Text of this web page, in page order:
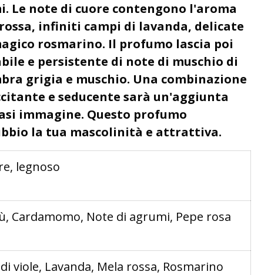
Le note di cuore contengono l'aroma
infiniti campi di lavanda, delicate
rosmarino. Il profumo lascia poi
e persistente di note di muschio di
grigia e muschio. Una combinazione
e seducente sarà un'aggiunta
immagine. Questo profumo
la tua mascolinità e attrattiva.
legnoso
Cardamomo, Note di agrumi, Pepe rosa
viole, Lavanda, Mela rossa, Rosmarino